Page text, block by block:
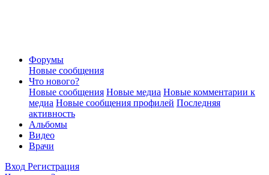
Форумы
Новые сообщения
Что нового?
Новые сообщения Новые медиа Новые комментарии к
медиа Новые сообщения профилей Последняя
активность
Альбомы
Видео
Врачи
Вход Регистрация